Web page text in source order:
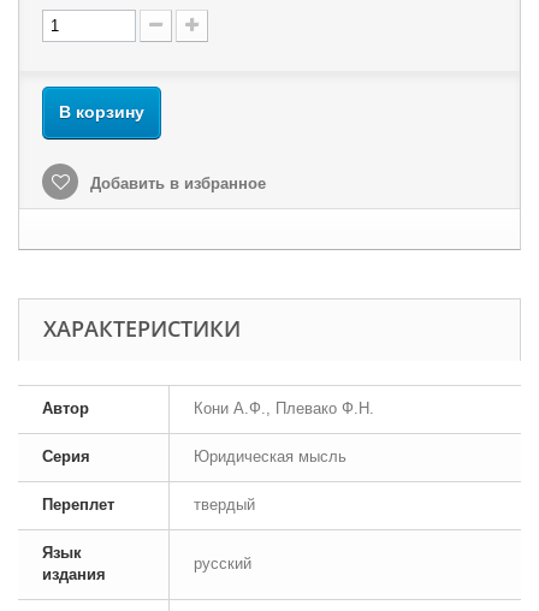
В корзину
Добавить в избранное
ХАРАКТЕРИСТИКИ
Автор Кони А.Ф., Плевако Ф.Н.
Серия Юридическая мысль
Переплет твердый
Язык
издания
русский